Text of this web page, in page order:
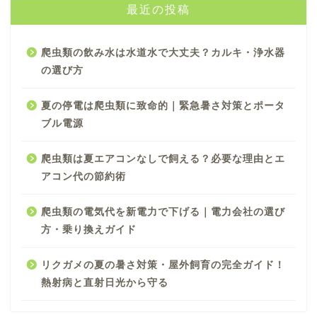
最近の投稿
爬虫類の飲み水は水道水で大丈夫？カルキ・浄水器
の選び方
夏の停電は爬虫類に致命的｜緊急暑さ対策とポータ
ブル電源
爬虫類は夏エアコンなしで飼える？必要な理由とエ
アコン代の節約術
爬虫類の電気代を新電力で下げる｜電力会社の選び
方・乗り換えガイド
リクガメの夏の暑さ対策・屋外飼育の完全ガイド！
熱射病と直射日光から守る